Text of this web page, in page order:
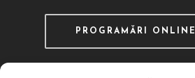
PROGRAMĂRI ONLINE